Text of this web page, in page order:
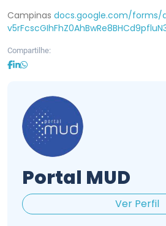
Campinas docs.google.com/forms/d/
Compartilhe:
Portal MUD
Ver Perfil